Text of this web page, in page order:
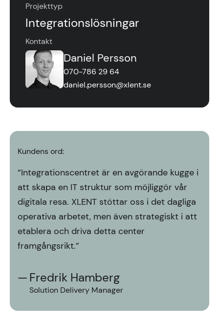
Projekttyp
Integrationslösningar
Kontakt
Daniel Persson
070-786 29 64
daniel.persson@xlent.se
Kundens ord:
“Integrationscentret är en avgörande kugge i
att skapa en IT struktur som möjliggör vår
digitala resa. XLENT stöttar oss i det dagliga
operativa arbetet, men även strategiskt i att
etablera och driva detta center
framgångsrikt.”
Fredrik Hamberg
Solution Delivery Manager